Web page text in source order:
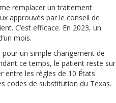
remplacer un traitement
approuvés par le conseil de
C’est efficace. En 2023, un
mois.
un simple changement de
ce temps, le patient reste sur
entre les règles de 10 États
codes de substitution du Texas.